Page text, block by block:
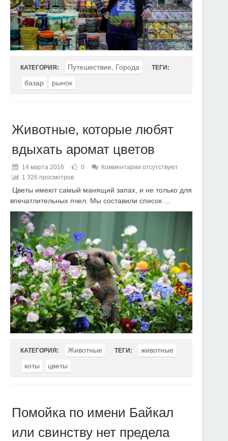
КАТЕГОРИЯ: Путешествие, Города ТЕГИ:
базар рынок
Животные, которые любят
вдыхать аромат цветов
14 марта 2016 0
Комментарии отсутствуют
1 326 просмотров
Цветы имеют самый манящий запах, и не только для
впечатлительных пчел. Мы составили список ...
КАТЕГОРИЯ: Животные ТЕГИ:
животные
коты
цветы
Помойка по имени Байкал
или свинству нет предела